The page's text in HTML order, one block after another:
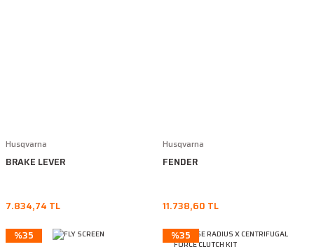
Husqvarna
BRAKE LEVER
7.834,74 TL
Husqvarna
FENDER
11.738,60 TL
%35
%35